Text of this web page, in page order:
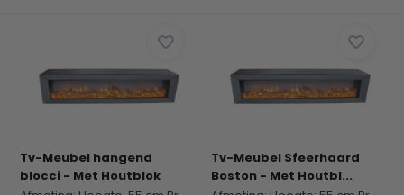
Tv-Meubel hangend
blocci - Met Houtblok
Tv-Meubel Sfeerhaard
Boston - Met Houtbl...